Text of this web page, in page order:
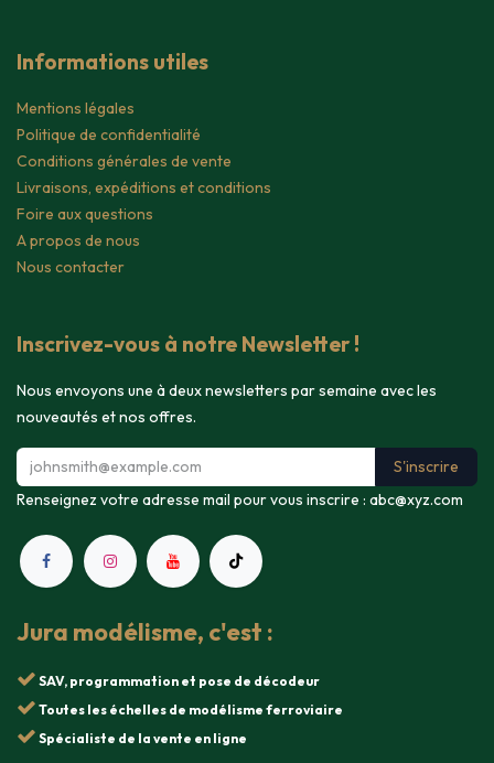
Informations utiles
Mentions légales
Politique de confidentialité
Conditions générales de vente
Livraisons, expéditions et conditions
Foire aux questions
A propos de nous
Nous contacter
Inscrivez-vous à notre Newsletter !
Nous envoyons une à deux newsletters par semaine avec les
nouveautés et nos offres.
S'inscrire
Renseignez votre adresse mail pour vous inscrire : abc@xyz.com
Jura modélisme, c'est :
SAV, programmation et pose de décodeur
Toutes les échelles de modélisme ferroviaire
Spécialiste de la vente en ligne